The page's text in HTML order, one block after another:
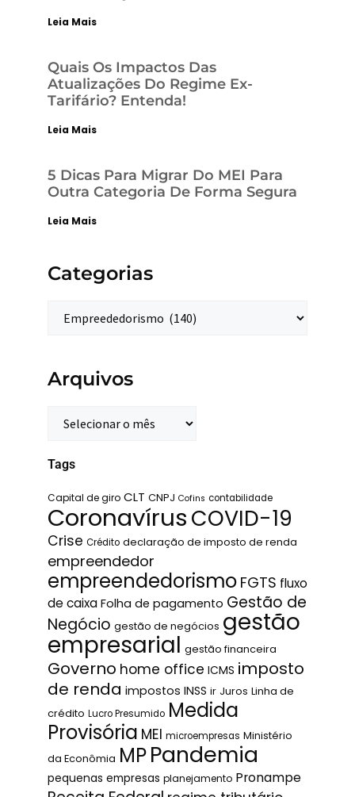
Leia Mais
Quais Os Impactos Das
Atualizações Do Regime Ex-
Tarifário? Entenda!
Leia Mais
5 Dicas Para Migrar Do MEI Para
Outra Categoria De Forma Segura
Leia Mais
Categorias
Arquivos
Tags
Capital de giro CLT CNPJ Cofins contabilidade
CoronavírusCOVID-19
Crise Crédito declaração de imposto de renda
empreendedor
empreendedorismo FGTS fluxo
de caixa Folha de pagamento Gestão de
Negócio gestão de negócios gestão
empresarial gestão financeira
Governo home office ICMS imposto
de renda impostos INSS ir Juros Linha de
crédito Lucro Presumido Medida
Provisória MEI microempresas Ministério
da Econômia MPPandemia
pequenas empresas planejamento Pronampe